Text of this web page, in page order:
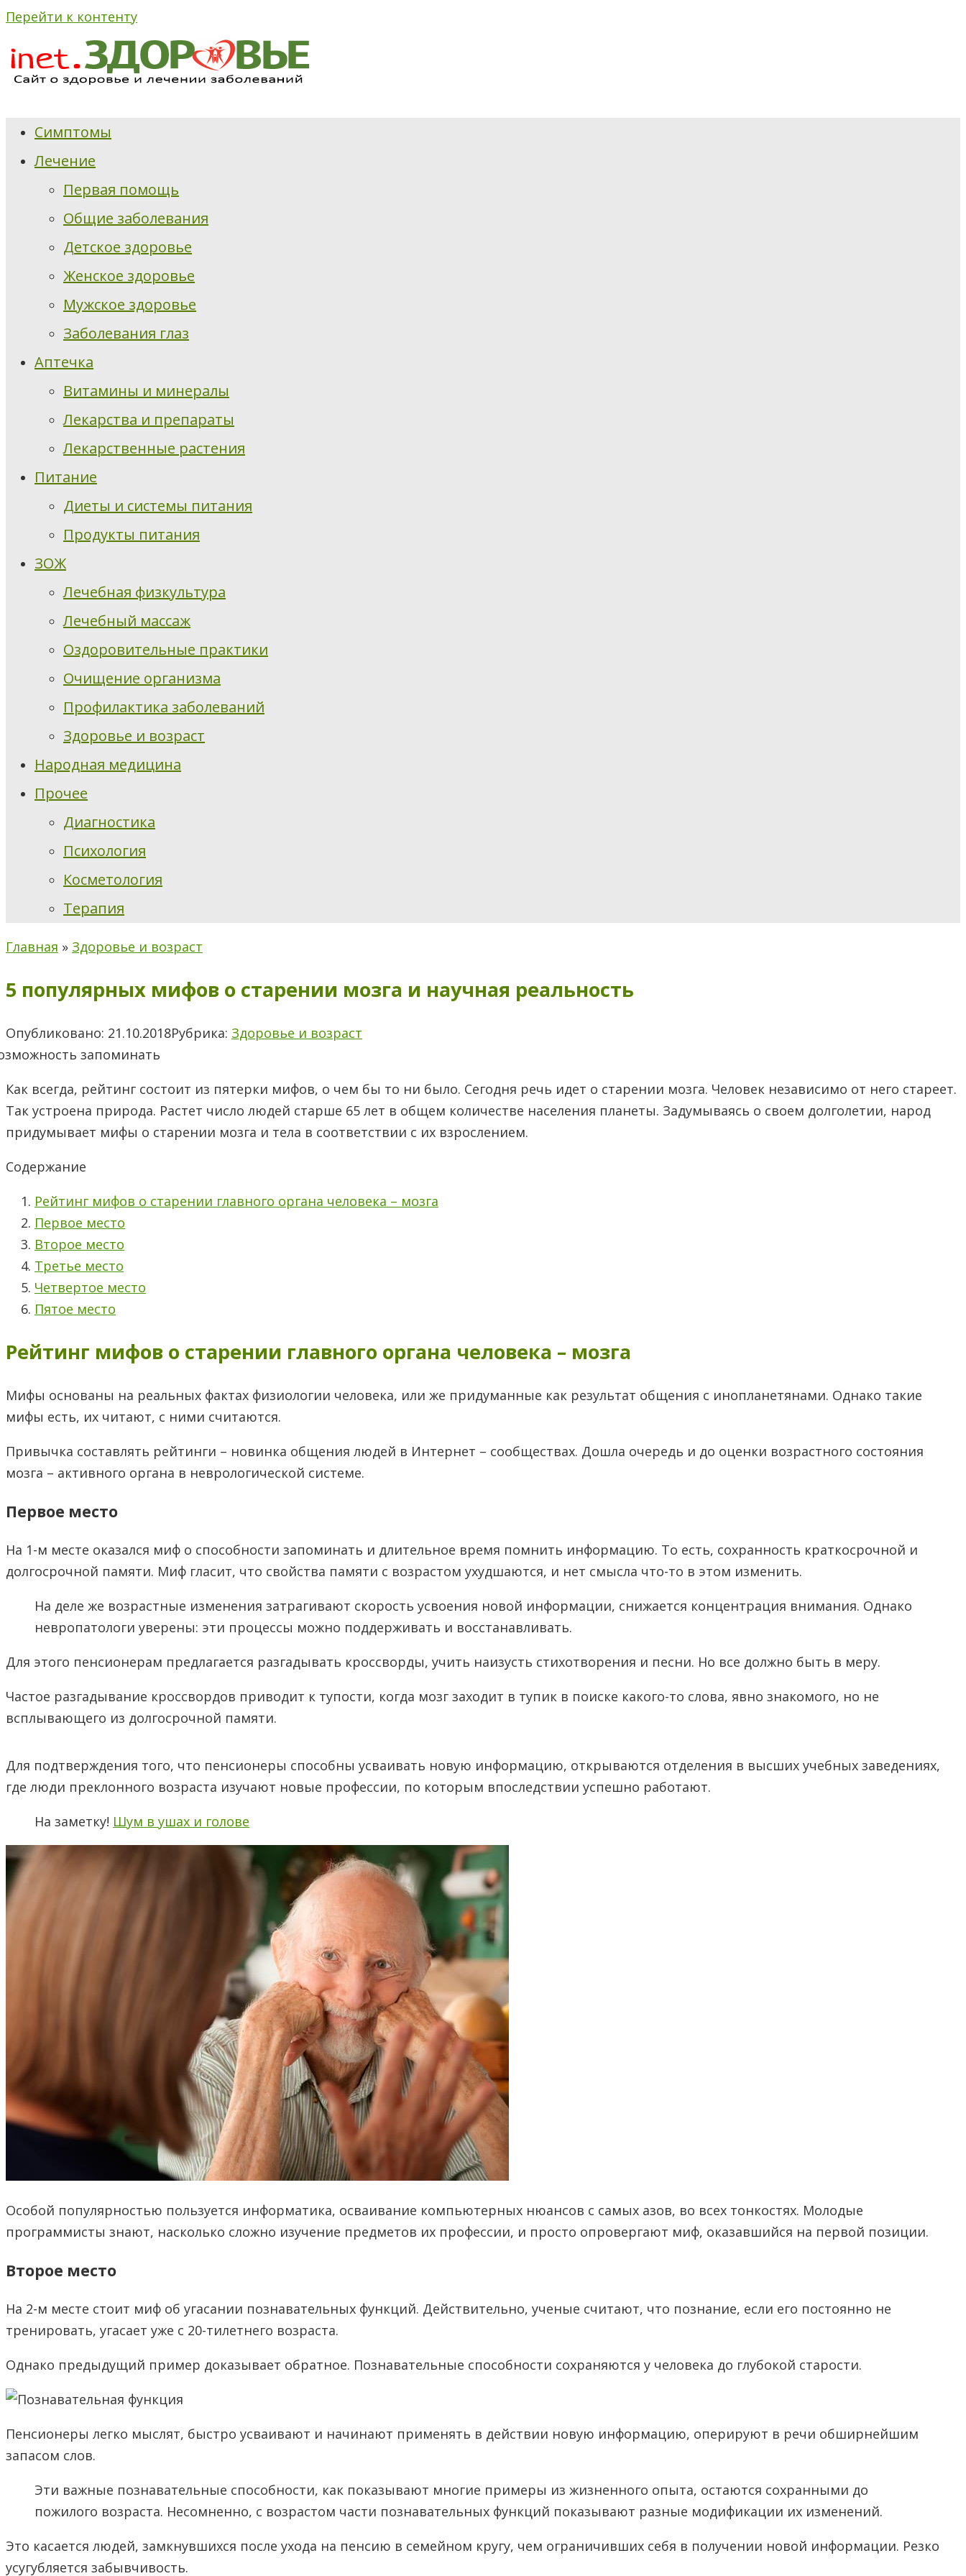
Перейти к контенту
Симптомы
Лечение
Первая помощь
Общие заболевания
Детское здоровье
Женское здоровье
Мужское здоровье
Заболевания глаз
Аптечка
Витамины и минералы
Лекарства и препараты
Лекарственные растения
Питание
Диеты и системы питания
Продукты питания
ЗОЖ
Лечебная физкультура
Лечебный массаж
Оздоровительные практики
Очищение организма
Профилактика заболеваний
Здоровье и возраст
Народная медицина
Прочее
Диагностика
Психология
Косметология
Терапия
Главная » Здоровье и возраст
5 популярных мифов о старении мозга и научная реальность
Опубликовано: 21.10.2018Рубрика: Здоровье и возраст
Как всегда, рейтинг состоит из пятерки мифов, о чем бы то ни было. Сегодня речь идет о старении мозга. Человек независимо от него стареет.
Так устроена природа. Растет число людей старше 65 лет в общем количестве населения планеты. Задумываясь о своем долголетии, народ
придумывает мифы о старении мозга и тела в соответствии с их взрослением.
Содержание
Рейтинг мифов о старении главного органа человека – мозга
Первое место
Второе место
Третье место
Четвертое место
Пятое место
Рейтинг мифов о старении главного органа человека – мозга
Мифы основаны на реальных фактах физиологии человека, или же придуманные как результат общения с инопланетянами. Однако такие
мифы есть, их читают, с ними считаются.
Привычка составлять рейтинги – новинка общения людей в Интернет – сообществах. Дошла очередь и до оценки возрастного состояния
мозга – активного органа в неврологической системе.
Первое место
На 1-м месте оказался миф о способности запоминать и длительное время помнить информацию. То есть, сохранность краткосрочной и
долгосрочной памяти. Миф гласит, что свойства памяти с возрастом ухудшаются, и нет смысла что-то в этом изменить.
На деле же возрастные изменения затрагивают скорость усвоения новой информации, снижается концентрация внимания. Однако
невропатологи уверены: эти процессы можно поддерживать и восстанавливать.
Для этого пенсионерам предлагается разгадывать кроссворды, учить наизусть стихотворения и песни. Но все должно быть в меру.
Частое разгадывание кроссвордов приводит к тупости, когда мозг заходит в тупик в поиске какого-то слова, явно знакомого, но не
всплывающего из долгосрочной памяти.
Для подтверждения того, что пенсионеры способны усваивать новую информацию, открываются отделения в высших учебных заведениях,
где люди преклонного возраста изучают новые профессии, по которым впоследствии успешно работают.
На заметку! Шум в ушах и голове
Особой популярностью пользуется информатика, осваивание компьютерных нюансов с самых азов, во всех тонкостях. Молодые
программисты знают, насколько сложно изучение предметов их профессии, и просто опровергают миф, оказавшийся на первой позиции.
Второе место
На 2-м месте стоит миф об угасании познавательных функций. Действительно, ученые считают, что познание, если его постоянно не
тренировать, угасает уже с 20-тилетнего возраста.
Однако предыдущий пример доказывает обратное. Познавательные способности сохраняются у человека до глубокой старости.
Пенсионеры легко мыслят, быстро усваивают и начинают применять в действии новую информацию, оперируют в речи обширнейшим
запасом слов.
Эти важные познавательные способности, как показывают многие примеры из жизненного опыта, остаются сохранными до
пожилого возраста. Несомненно, с возрастом части познавательных функций показывают разные модификации их изменений.
Это касается людей, замкнувшихся после ухода на пенсию в семейном кругу, чем ограничивших себя в получении новой информации. Резко
усугубляется забывчивость.